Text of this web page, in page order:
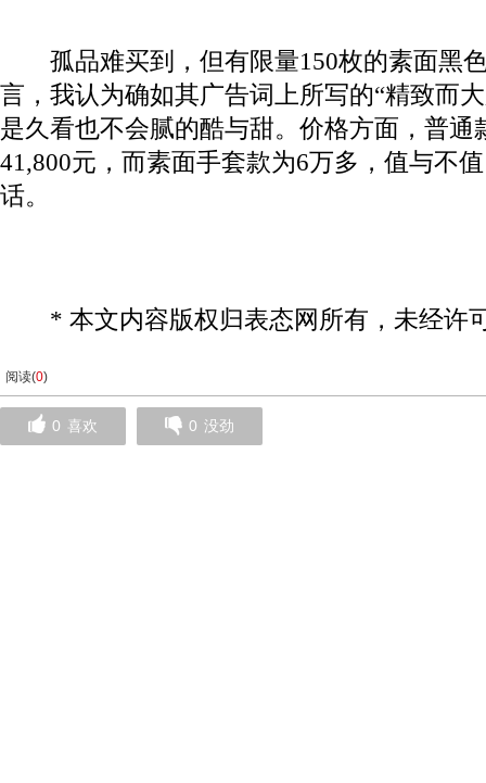
孤品难买到，但有限量150枚的素面黑
言，我认为确如其广告词上所写的“精致而
是久看也不会腻的酷与甜。价格方面，普通
41,800元，而素面手套款为6万多，值与不
话。
* 本文内容版权归表态网所有，未经许
阅读(0)
0 喜欢 0 没劲